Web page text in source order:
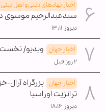
اخبار نهادهای دینی و اهل
سیدعبدالرحیم موسوی
دیروز ۱۳:۱۱
اخبار جهان ویدیو/
۲ روز قبل
اخبار جهان بزرگراه آرال-
ترانزیت اوراسیا
دیروز ۱۸:۱۶